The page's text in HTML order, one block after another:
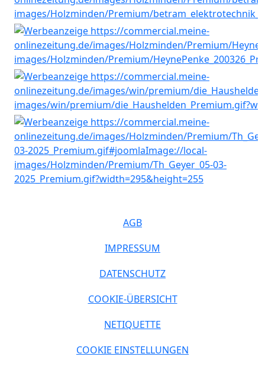
AGB
IMPRESSUM
DATENSCHUTZ
COOKIE-ÜBERSICHT
NETIQUETTE
COOKIE EINSTELLUNGEN